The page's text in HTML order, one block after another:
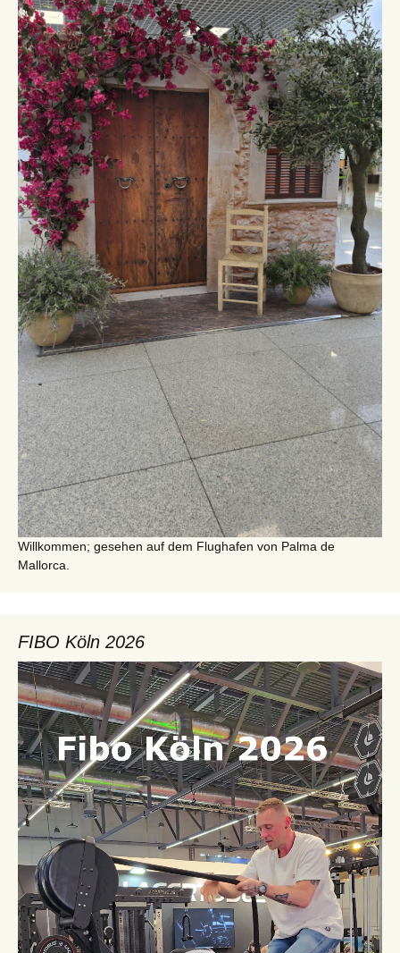
Willkommen; gesehen auf dem Flughafen von Palma de
Mallorca.
FIBO Köln 2026
Video-
Player